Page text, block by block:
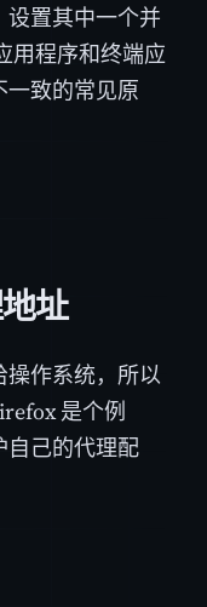
置其中一个并
用程序和终端应
致的常见原
址
操作系统，所以
是个例
自己的代理配